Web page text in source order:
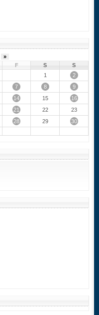
»
F S
S
1
2
7 8
9
14 15
16
21 22
23
28 29
30